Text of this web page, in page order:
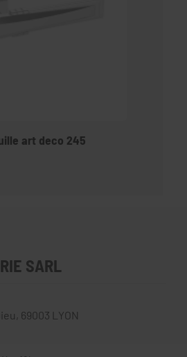
art deco 245
SARL
69003
LYON